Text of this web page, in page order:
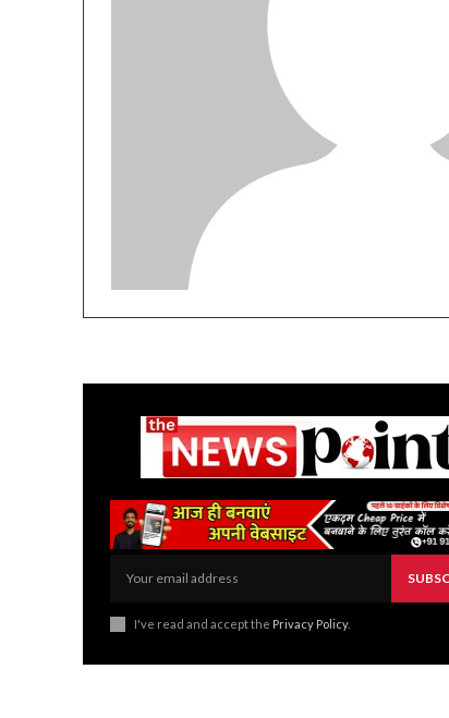
I've read and accept the Privacy Policy.